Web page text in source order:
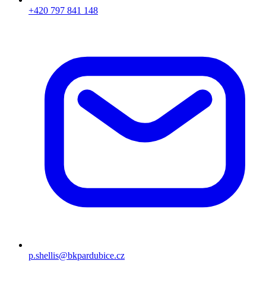
+420 797 841 148
p.shellis@bkpardubice.cz